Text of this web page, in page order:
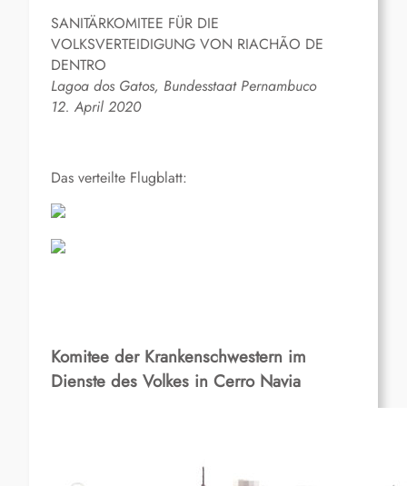
SANITÄRKOMITEE FÜR DIE
VOLKSVERTEIDIGUNG VON RIACHÃO DE
DENTRO
Lagoa dos Gatos, Bundesstaat Pernambuco
12. April 2020
Das verteilte Flugblatt:
Komitee der Krankenschwestern im
Dienste des Volkes in Cerro Navia